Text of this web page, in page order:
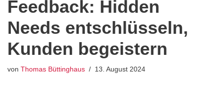
Feedback: Hidden
Needs entschlüsseln,
Kunden begeistern
von Thomas Büttinghaus 13. August 2024